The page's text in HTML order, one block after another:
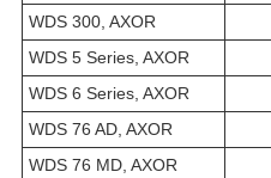
WDS 300, AXOR
WDS 5 Series, AXOR
WDS 6 Series, AXOR
WDS 76 AD, AXOR
WDS 76 MD, AXOR